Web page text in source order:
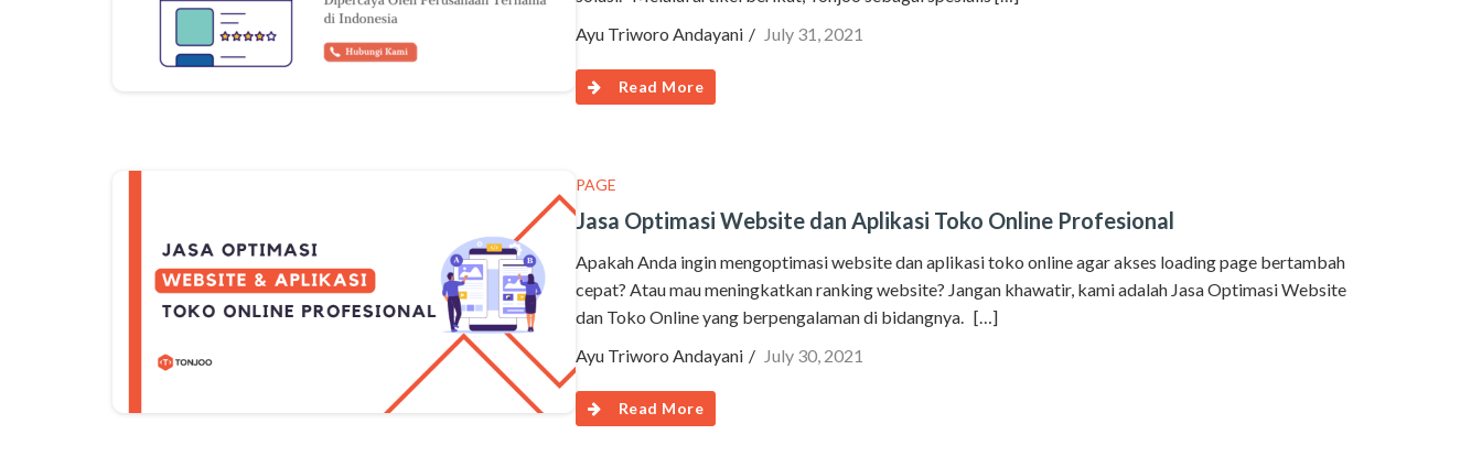
Ayu Triworo Andayani
July 31, 2021
Read More
PAGE
Jasa Optimasi Website dan Aplikasi Toko Online Profesional
Apakah Anda ingin mengoptimasi website dan aplikasi toko online agar akses loading page bertambah
cepat? Atau mau meningkatkan ranking website? Jangan khawatir, kami adalah Jasa Optimasi Website
dan Toko Online yang berpengalaman di bidangnya. […]
Ayu Triworo Andayani
July 30, 2021
Read More